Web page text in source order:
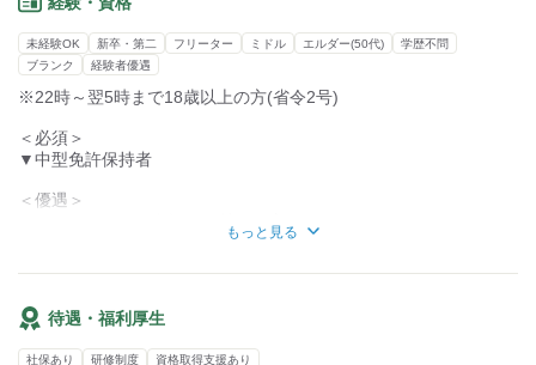
＜ 取 引 先 も 多 数 ＞
・大手スーパー
・大手コンビニ
・書店
▼積卸
→基本的にカゴ台車を利用。
商品を置いて帰ればOKなので、
お菓子や飲料、生活雑貨など。
まずは丁寧な横乗り研修で
トラックに慣れるところからスタート！
未経験OK 新卒・第二 フリーター ミドル エルダー(50代)
学歴不問
ブランク
経験者優遇
※22時～翌5時まで18歳以上の方(省令2号)
＜必須＞
▼中型免許保持者
＜優遇＞
▼フォークリフト免許をお持ちの方
20代～60歳まで幅広く活躍中
高齢の方や男女問わず採用しています♪
もっと見る
待遇・福利厚生
社保あり 研修制度 資格取得支援あり